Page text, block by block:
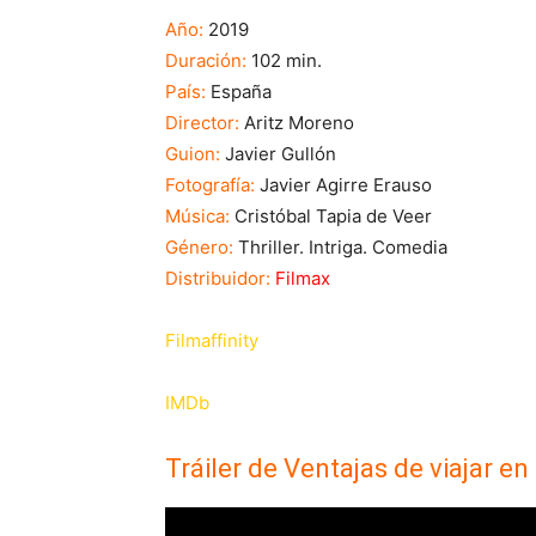
Año: 2019
Duración: 102 min.
País: España
Director: Aritz Moreno
Guion: Javier Gullón
Fotografía: Javier Agirre Erauso
Música: Cristóbal Tapia de Veer
Género: Thriller. Intriga. Comedia
Distribuidor: Filmax
Filmaffinity
IMDb
Tráiler de Ventajas de viajar